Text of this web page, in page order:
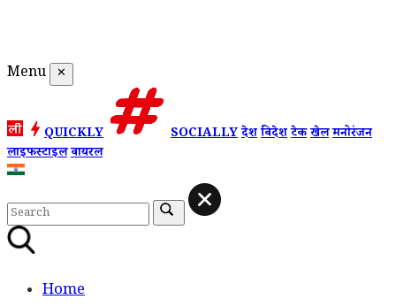
Menu ✕
QUICKLY SOCIALLYदेशविदेशटेकखेलमनोरंजन
लाइफस्टाइलवायरल
Home